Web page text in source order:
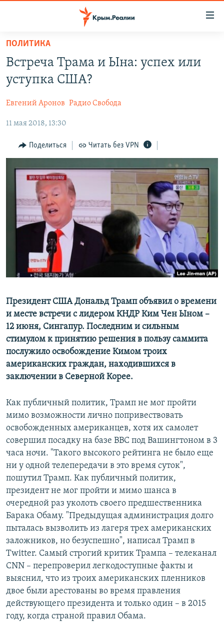
Вернуться
основному
содержанию
Вернутся
навигации
Вернутся
поиску
СПЕЦПРОЕКТЫ
КАРТА ВОЕННЫХ ОБЪЕКТОВ КРЫМА
11 ЛЕТ ОККУПАЦИИ КРЫМА. 11 ИСТОРИЙ СОПРОТИВЛЕНИЯ
ВОДА
ИСТОРИЯ
ЕЩЕ
ИНТЕРАКТИВ
ТЕЛЕПРОЕКТ КРЫМ.РЕАЛИИ
СОВЕТЫ ПРАВОЗАЩИТНИКОВ
ПРОПАВШИЕ БЕЗ ВЕСТИ
ПОБЕДИТЕЛЕЙ НЕ СУДЯТ?
КРЫМ.НЕПОКОРЕННЫЙ
ELIFBE
РАДІО СВОБОДА
Українською
Qırımtatar
ПРИСОЕДИНЯЙТЕСЬ!
Все сайты RFE/RL
ПОЛИТИКА
Встреча Трама и Ына: успех или
уступка США?
Евгений Аронов Радио Свобода
11 мая 2018, 13:30
Поделиться Читать без VPN
Президент США Дональд Трамп объявил о времени
и месте встречи с лидером КНДР Ким Чен Ыном –
12 июня, Сингапур. Последним и сильным
стимулом к принятию решения в пользу саммита
послужило освобождение Кимом троих
американских граждан, находившихся в
заключении в Северной Корее.
Как публичный политик, Трамп не мог пройти
мимо возможности лично попривествовать
освобожденных американцев, хотя их самолет
совершил посадку на базе ВВС под Вашингтоном в 3
часа ночи. "Такого высокого рейтинга не было еще
ни у одной телепередачи в это время суток",
пошутил Трамп. Как публичный политик,
президент не мог пройти и мимо шанса в
очередной раз уколоть своего предшественника
Барака Обаму. "Предыдущая администрация долго
пыталась вызволить из лагеря трех американских
заложников, но безуспешно", написал Трамп в
Twitter. Самый строгий критик Трампа – телеканал
CNN – перепроверил легкодоступные факты и
выяснил, что из троих американских пленников
двое были арестованы во время правления
действующего президента и только один – в 2015
году, когда страной правил Обама.